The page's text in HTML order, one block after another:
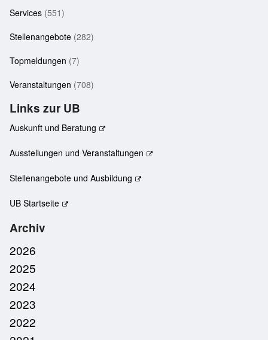
Services (551)
Stellenangebote (282)
Topmeldungen (7)
Veranstaltungen (708)
Links zur UB
Auskunft und Beratung
Ausstellungen und Veranstaltungen
Stellenangebote und Ausbildung
UB Startseite
Archiv
2026
2025
2024
2023
2022